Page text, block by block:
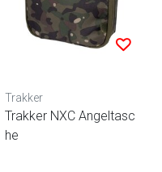
Trakker
Trakker NXC Angeltasc
he